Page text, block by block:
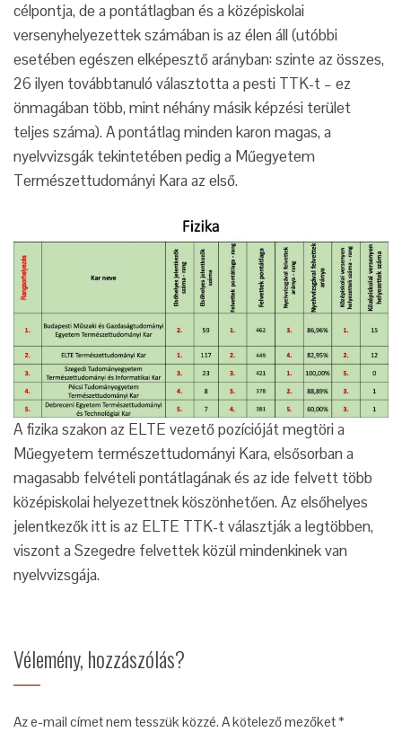
célpontja, de a pontátlagban és a középiskolai
versenyhelyezettek számában is az élen áll (utóbbi
esetében egészen elképesztő arányban: szinte az összes,
26 ilyen továbbtanuló választotta a pesti TTK-t – ez
önmagában több, mint néhány másik képzési terület
teljes száma). A pontátlag minden karon magas, a
nyelvvizsgák tekintetében pedig a Műegyetem
Természettudományi Kara az első.
A fizika szakon az ELTE vezető pozícióját megtöri a
Műegyetem természettudományi Kara, elsősorban a
magasabb felvételi pontátlagának és az ide felvett több
középiskolai helyezettnek köszönhetően. Az elsőhelyes
jelentkezők itt is az ELTE TTK-t választják a legtöbben,
viszont a Szegedre felvettek közül mindenkinek van
nyelvvizsgája.
Vélemény, hozzászólás?
Az e-mail címet nem tesszük közzé. A kötelező mezőket*